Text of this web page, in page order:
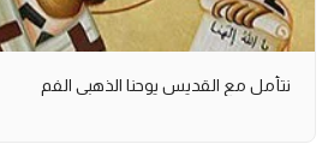
نتأمل مع القديس يوحنا الذهبي الفم